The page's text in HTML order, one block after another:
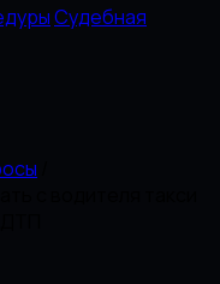
Судебная